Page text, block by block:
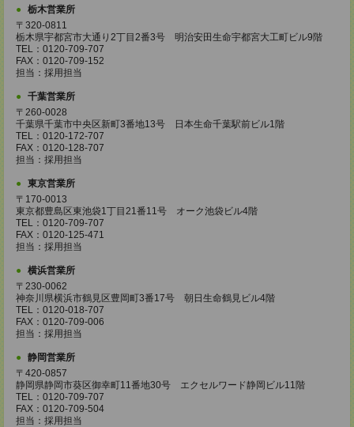
栃木営業所
〒320-0811
栃木県宇都宮市大通り2丁目2番3号 明治安田生命宇都宮大工町ビル9階
TEL：0120-709-707
FAX：0120-709-152
担当：採用担当
千葉営業所
〒260-0028
千葉県千葉市中央区新町3番地13号 日本生命千葉駅前ビル1階
TEL：0120-172-707
FAX：0120-128-707
担当：採用担当
東京営業所
〒170-0013
東京都豊島区東池袋1丁目21番11号 オーク池袋ビル4階
TEL：0120-709-707
FAX：0120-125-471
担当：採用担当
横浜営業所
〒230-0062
神奈川県横浜市鶴見区豊岡町3番17号 朝日生命鶴見ビル4階
TEL：0120-018-707
FAX：0120-709-006
担当：採用担当
静岡営業所
〒420-0857
静岡県静岡市葵区御幸町11番地30号 エクセルワード静岡ビル11階
TEL：0120-709-707
FAX：0120-709-504
担当：採用担当